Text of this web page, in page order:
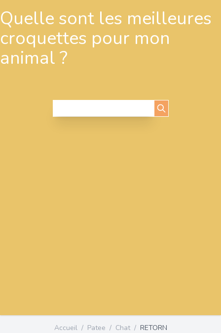
Quelle sont les meilleures
croquettes pour mon
animal ?
Accueil / Patee / Chat / RETORN